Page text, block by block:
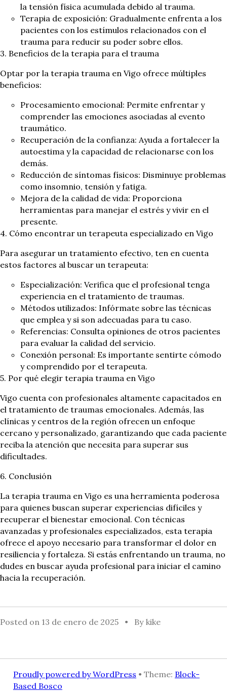
la tensión física acumulada debido al trauma.
Terapia de exposición: Gradualmente enfrenta a los
pacientes con los estímulos relacionados con el
trauma para reducir su poder sobre ellos.
3. Beneficios de la terapia para el trauma
Optar por la terapia trauma en Vigo ofrece múltiples
beneficios:
Procesamiento emocional: Permite enfrentar y
comprender las emociones asociadas al evento
traumático.
Recuperación de la confianza: Ayuda a fortalecer la
autoestima y la capacidad de relacionarse con los
demás.
Reducción de síntomas físicos: Disminuye problemas
como insomnio, tensión y fatiga.
Mejora de la calidad de vida: Proporciona
herramientas para manejar el estrés y vivir en el
presente.
4. Cómo encontrar un terapeuta especializado en Vigo
Para asegurar un tratamiento efectivo, ten en cuenta
estos factores al buscar un terapeuta:
Especialización: Verifica que el profesional tenga
experiencia en el tratamiento de traumas.
Métodos utilizados: Infórmate sobre las técnicas
que emplea y si son adecuadas para tu caso.
Referencias: Consulta opiniones de otros pacientes
para evaluar la calidad del servicio.
Conexión personal: Es importante sentirte cómodo
y comprendido por el terapeuta.
5. Por qué elegir terapia trauma en Vigo
Vigo cuenta con profesionales altamente capacitados en
el tratamiento de traumas emocionales. Además, las
clínicas y centros de la región ofrecen un enfoque
cercano y personalizado, garantizando que cada paciente
reciba la atención que necesita para superar sus
dificultades.
6. Conclusión
La terapia trauma en Vigo es una herramienta poderosa
para quienes buscan superar experiencias difíciles y
recuperar el bienestar emocional. Con técnicas
avanzadas y profesionales especializados, esta terapia
ofrece el apoyo necesario para transformar el dolor en
resiliencia y fortaleza. Si estás enfrentando un trauma, no
dudes en buscar ayuda profesional para iniciar el camino
hacia la recuperación.
Posted on 13 de enero de 2025 By kike
Proudly powered by WordPress • Theme: Block-
Based Bosco